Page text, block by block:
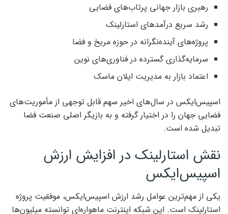
رهبری بازار جهانی پرتاب‌های فضایی
رشد سریع درآمدهای استارلینک
پروژه‌های آینده‌نگرانه در حوزه مریخ و فضا
سرمایه‌گذاری گسترده در فناوری‌های نوین
اعتماد بازار به مدیریت ایلان ماسک
اسپیس‌ایکس در سال‌های اخیر سهم قابل توجهی از مأموریت‌های
فضایی جهان را در اختیار گرفته و به بازیگر اصلی صنعت فضا
تبدیل شده است.
نقش استارلینک در افزایش ارزش
اسپیس‌ایکس
یکی از مهم‌ترین عوامل رشد ارزش اسپیس‌ایکس، موفقیت پروژه
استارلینک است. این شبکه اینترنت ماهواره‌ای توانسته میلیون‌ها